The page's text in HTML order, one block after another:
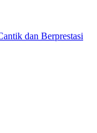
dan Berprestasi